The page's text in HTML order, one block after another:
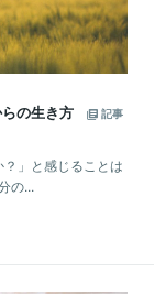
の生き方
記事
？」と感じることは
の...